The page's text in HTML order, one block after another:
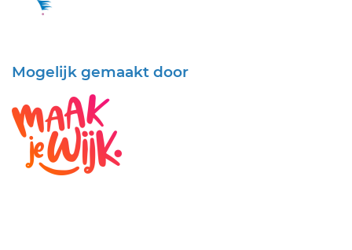
Mogelijk gemaakt door